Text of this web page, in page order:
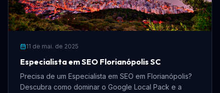
11 de mai. de 2025
Especialista em SEO Florianópolis SC
Precisa de um Especialista em SEO em Florianópolis?
Descubra como dominar o Google Local Pack e a